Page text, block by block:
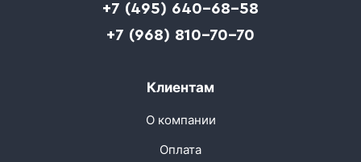
+7 (495) 640-68-58
+7 (968) 810-70-70
Клиентам
О компании
Оплата